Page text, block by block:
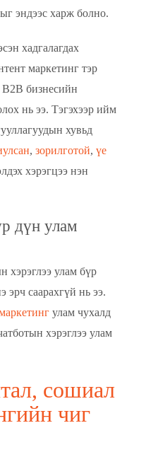
эндээс харж болно.
хадгалагдах
маркетинг тэр
бизнесийн
нь ээ. Тэгэхээр ийм
хувьд
, зорилготой, үе
хэрэгцээ нэн
дүн улам
хэрэглээ улам бүр
эрч саарахгүй нь ээ.
улам чухалд
хэрэглээ улам
сошиал
чиг